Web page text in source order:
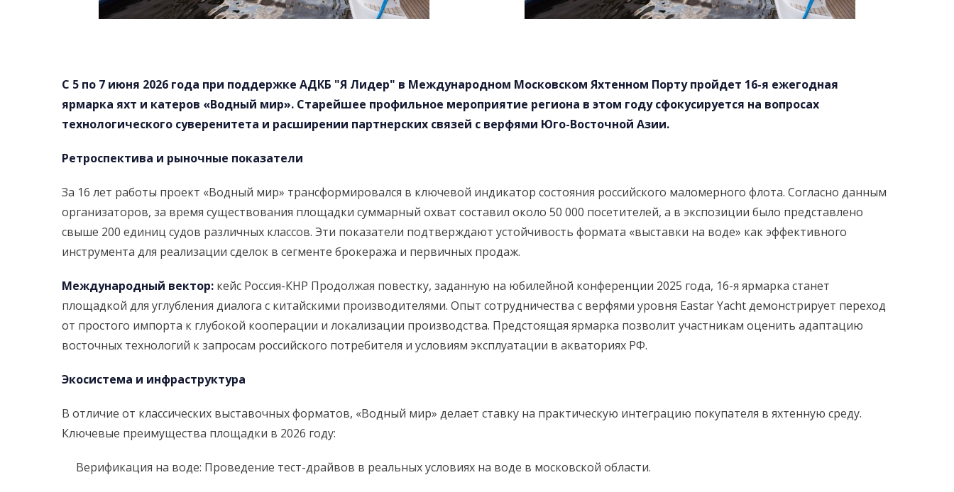
С 5 по 7 июня 2026 года при поддержке АДКБ "Я Лидер" в Международном Московском Яхтенном Порту пройдет 16-я ежегодная
ярмарка яхт и катеров «Водный мир». Старейшее профильное мероприятие региона в этом году сфокусируется на вопросах
технологического суверенитета и расширении партнерских связей с верфями Юго-Восточной Азии.
Ретроспектива и рыночные показатели
За 16 лет работы проект «Водный мир» трансформировался в ключевой индикатор состояния российского маломерного флота. Согласно данным
организаторов, за время существования площадки суммарный охват составил около 50 000 посетителей, а в экспозиции было представлено
свыше 200 единиц судов различных классов. Эти показатели подтверждают устойчивость формата «выставки на воде» как эффективного
инструмента для реализации сделок в сегменте брокеража и первичных продаж.
Международный вектор: кейс Россия-КНР Продолжая повестку, заданную на юбилейной конференции 2025 года, 16-я ярмарка станет
площадкой для углубления диалога с китайскими производителями. Опыт сотрудничества с верфями уровня Eastar Yacht демонстрирует переход
от простого импорта к глубокой кооперации и локализации производства. Предстоящая ярмарка позволит участникам оценить адаптацию
восточных технологий к запросам российского потребителя и условиям эксплуатации в акваториях РФ.
Экосистема и инфраструктура
В отличие от классических выставочных форматов, «Водный мир» делает ставку на практическую интеграцию покупателя в яхтенную среду.
Ключевые преимущества площадки в 2026 году:
Верификация на воде: Проведение тест-драйвов в реальных условиях на воде в московской области.